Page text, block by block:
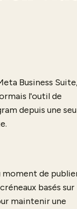
Business
l'outil de
depuis une
moment de
basés sur
maintenir une